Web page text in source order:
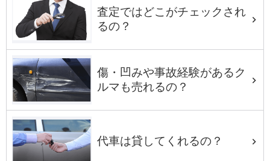
査定ではどこがチェックされ
るの？
傷・凹みや事故経験があるク
ルマも売れるの？
代車は貸してくれるの？